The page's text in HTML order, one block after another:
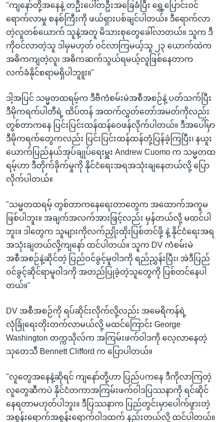
"ကျနော်တို့အနေနဲ့ တဦးပေါ်တဦးအခြေခံပြီး ရွှေ့ပြောင်းဝင်
ရောက်လာမှု စနစ်ကြီးကို ဖယ်ရှားပစ်ချင်ပါတယ်။ ဒီရောက်လာ
တဲ့လူတစ်ယောက် သူနဲ့အတူ မိသားစုတွေခေါ်လာတယ်။ သူက ဒီ
ကိုဝင်လာတဲ့သူ ဒါမှမဟုတ် ဝင်လာကြမယ့်သူ ၂၃ ယောက်ထဲက
အဓိကကျတဲ့လူ၊ အဓိကဆက်သွယ်ရမယ့်လူဖြစ်နေတာက
လက်ခံနိုင်စရာမရှိပါဘူူး။"
ဒါ့အပြင် သမ္မတထရမ့်က ဒီဗီကံစမ်းမဲအစီအစဉ်နဲ့ ပတ်သက်ပြီး
ဒီမိုကရက်ပါတီရဲ့ ထိပ်တန် အထက်လွှတ်တော်အမတ်ကိုလည်း
တွစ်တာကနေ ပြင်းပြင်းထန်ထန်ဝေဖန်လိုက်ပါတယ်။ ဒီအပေါ်မှာ
ဒီမိုကရက်တွေကလည်း ပြင်းပြင်းထန်ထန်တုံ့ပြန်ခဲ့ကြပြီး၊ နယူး
ယောက်ပြည်နယ်အုပ်ချုပ်ရေးမှူး Andrew Cuomo က သမ္မတထ
ရမ့်ဟာ ဒီတိုက်ခိုက်မှုကို နိုင်ငံရေးအရအသုံးချနေတယ်လို့ ပြော
လိုက်ပါတယ်။
"သမ္မတထရမ့် တွစ်တာကနေရေးတာတွေက အထောက်အကူမ
ဖြစ်ပါဘူး။ အချက်အလက်အားဖြင့်လည်း မှန်တယ်လို့ မထင်ပါ
ဘူး။ ဒါတွေက သူများကိုလက်ညှိုးထိုးပြစ်တင်ဖို့ နဲ့ နိုင်ငံရေးအရ
အသုံးချတယ်လို့ကျနော် ထင်ပါတယ်။ သူက DV ကံစမ်းမဲ
အစီအစဉ်နဲ့ဆိုင်တဲ့ ပြည်ဝင်ခွင့်မူဝါဒကို ရည်ညွှန်းပြီး၊ အဲဒီပြည်
ဝင်ခွင့်ဆိုင်ရာမူဝါဒကို အတည်ပြုခဲ့တဲ့သူတွေကို ပြစ်တင်နေပါ
တယ်။"
DV အစီအစဉ်ကို ရပ်ဆိုင်းလိုက်လို့လည်း အမေရိကန်ရဲ့
လုံခြုံရေးတိုးတက်လာမယ်လို့ မထင်ကြောင်း George
Washington တက္ကသိုလ်က အကြမ်းဖက်ဝါဒကို လေ့လာနေတဲ့
သုတေသီ Bennett Clifford က ပြောပါတယ်။
"လူတွေအနေနဲ့ဆိုရင် ကျနော်တို့ဟာ ပြည်ပကနေ ဒီကိုလာကြတဲ့
လူတွေဆီကပဲ နိုင်ငံတကာအကြမ်းဖက်ဝါဒပြဿနာကို ရင်ဆိုင်
နေရတာမဟုတ်ပါဘူး။ ဒီပြဿနာက ပြည်တွင်းမှာပေါက်ဖွားတဲ့
အစွန်းရောက်အစွန်းရောက်ဝါဒထက် နည်းတယ်လို့ ထင်ပါတယ်။